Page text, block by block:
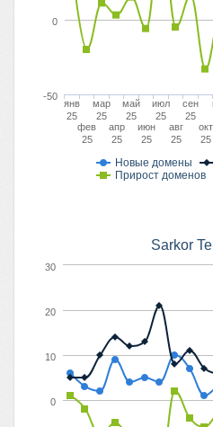
Новые домены
Прирост доменов
янв
25
фев
25
мар
25
апр
25
май
25
июн
25
июл
25
авг
25
сен
25
окт
25
-50
0
Sarkor
0
10
20
30